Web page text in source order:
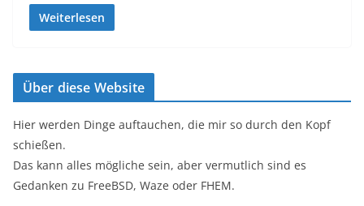
Weiterlesen
Über diese Website
Hier werden Dinge auftauchen, die mir so durch den Kopf
schießen.
Das kann alles mögliche sein, aber vermutlich sind es
Gedanken zu FreeBSD, Waze oder FHEM.